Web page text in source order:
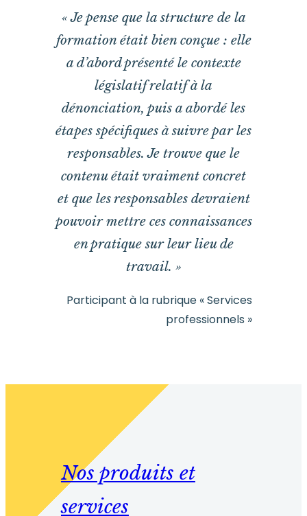
« Je pense que la structure de la
formation était bien conçue : elle
a d’abord présenté le contexte
législatif relatif à la
dénonciation, puis a abordé les
étapes spécifiques à suivre par les
responsables. Je trouve que le
contenu était vraiment concret
et que les responsables devraient
pouvoir mettre ces connaissances
en pratique sur leur lieu de
travail. »
Participant à la rubrique « Services
professionnels »
Nos produits et
services